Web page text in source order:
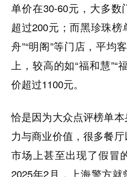
单价在30-60元，大多数
超过200元；而黑珍珠榜
舟”“明阁”等门店，平均
上，较高的如“福和慧”“
价超过1100元。
恰是因为大众点评榜单
力与商业价值，很多餐厅
市场上甚至出现了假冒
2025年2月，上海警方